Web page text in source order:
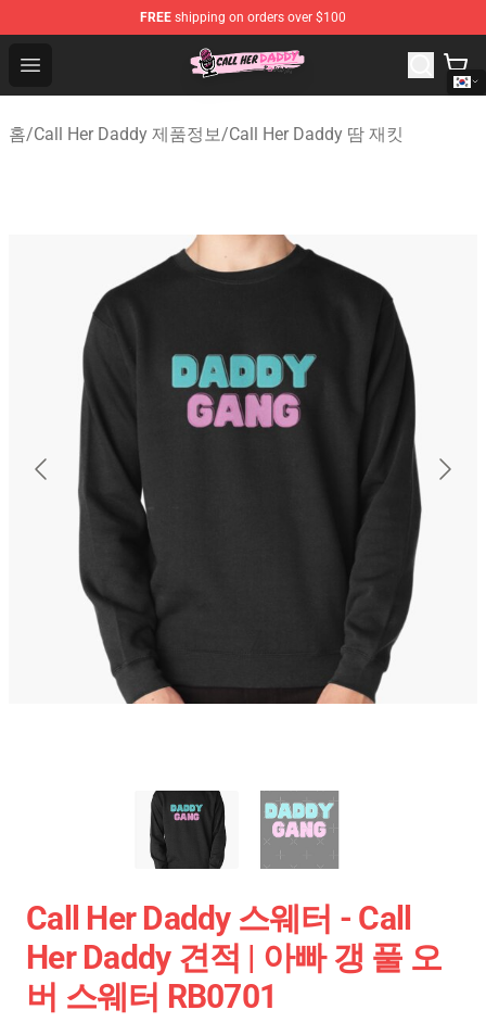
FREE shipping on orders over $100
Open menu
Call Her Daddy Store - Official Call Her Daddy
홈/Call Her Daddy 제품정보/Call Her Daddy 땀 재킷
Call Her Daddy 스웨터 - Call
Her Daddy 견적 | 아빠 갱 풀 오
버 스웨터 RB0701